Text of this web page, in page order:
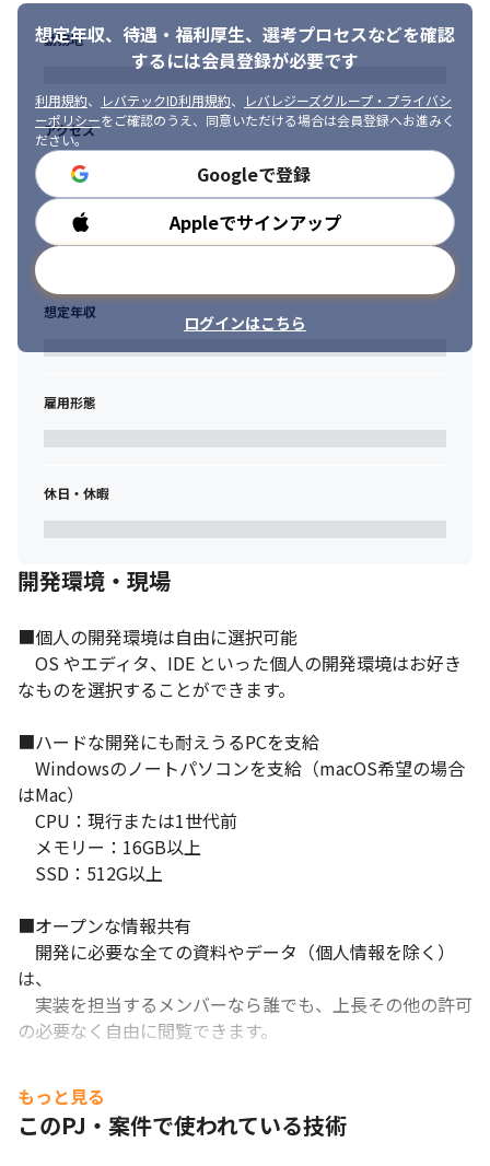
※オープンな情報共有
開発に必要な全ての資料やデータ（個人情報を除く）は、
実装を担当するメンバーなら誰でも、上長その他の許可の必要
※企画からリリースまでの圧倒的なスピード感
開発期間は約1～1.5カ月と驚異的なスピードでプロジェクト遂
行しており、
臨機応変に対応できる人に最適な環境です。
医療市場においてトップシェアを目指し事業進出し続ける弊社で
は、
これまでの経験に捕らわれず、将来へのビジョンを持ってスキル
や視野の向上を望んでいる方、歓迎します。
想定年収、待遇・福利厚生、 選考プロセスなどを確認
するには会員登録が必要です
利用規約、 レバテックID利用規約、
レバレジーズグループ・プライバシ
ーポリシーをご確認のうえ、同意いただける場合は会員登録へお進みく
ださい。
Googleで登録
Appleでサインアップ
ログインはこちら
勤務地
アクセス
勤務時間
想定年収
雇用形態
休日・休暇
開発環境・現場
■個人の開発環境は自由に選択可能
OS やエディタ、IDE といった個人の開発環境はお好き
なものを選択することができます。
■ハードな開発にも耐えうるPCを支給
Windowsのノートパソコンを支給（macOS希望の場合
はMac）
CPU：現行または1世代前
メモリー：16GB以上
SSD：512G以上
■オープンな情報共有
開発に必要な全ての資料やデータ（個人情報を除く）
は、
実装を担当するメンバーなら誰でも、上長その他の許可
の必要なく自由に閲覧できます。
■企画からリリースまでの圧倒的なスピード感
開発期間は約1～1.5カ月と驚異的なスピードでプロジェ
クト遂行しており、
もっと見る
このPJ・案件で使われている技術